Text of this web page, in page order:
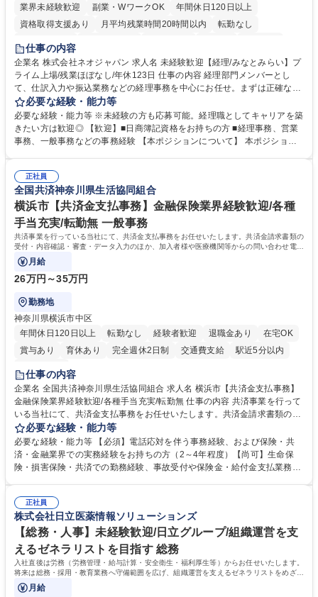
業界未経験歓迎
副業・WワークOK
年間休日120日以上
資格取得支援あり
月平均残業時間20時間以内
転勤なし
未経験者歓迎
完全週休2日制
交通費支給 駅近5分以内 土日祝休み
服装自由
寮・社宅あり
仕事の内容
企業名 株式会社ネオジャパン 求人名 未経験歓迎【経理/みなとみらい】プ
ライム上場/残業ほぼなし/年休123日 仕事の内容 経理部門メンバーとし
て、仕訳入力や振込業務などの経理事務を中心にお任せ。まずは正確な入
力・確認業務からスタートし、既存メンバーと一緒に業務を進めながら段
階的に経理知識を身につけていただきます。 【具体的には】 ■社内稟議に
基づく仕訳入力 ■月末の振込業務 ■明細作成 ■伝票処理、記帳業務 ■既存
メンバーの業務サポート 【将来的には】 ■月次決算補助 ■四半期・年次決
想定です。 募集職種 未経験歓迎【経理/みなとみらい】プライム上場/残業
ほぼなし/年休123日
必要な経験・能力等
必要な経験・能力等 ※未経験の方も応募可能。経理職としてキャリアを築
きたい方は歓迎◎ 【歓迎】■日商簿記資格をお持ちの方 ■経理事務、営業
事務、一般事務などの事務経験 【本ポジションについて】 本ポジション
当し、3～5年をかけて月次決算・四半期決算・開示資料作成補助などへス
テップアップできます。また、残業は通常月ほぼなく、決算月でも10時間
未満のため、無理なく経理として専門性を身につけられる環境です。 学
歴・資格 学歴：大学院 大学 高専 短大 専修学校 高校 語学力： 資格：日商
簿記検定1級 日商簿記検定2級
正社員
全国共済神奈川県生活協同組合
横浜市【共済金支払事務】金融保険業界経験歓迎/各種
手当充実/転勤無 一般事務
共済事業を行っている当社にて、共済金支払事務をお任せいたします。共済金請求書類の
受付・内容確認・審査・データ入力のほか、加入者様や医療機関等からの問い合わせ電話
対応や書類発送等を担当します。
月給
26万円～35万円
勤務地
神奈川県横浜市中区
年間休日120日以上
転勤なし 経験者歓迎 退職金あり
在宅OK
賞与あり
育休あり 完全週休2日制 交通費支給
駅近5分以内
土日祝休み
仕事の内容
企業名 全国共済神奈川県生活協同組合 求人名 横浜市【共済金支払事務】
金融保険業界経験歓迎/各種手当充実/転勤無 仕事の内容 共済事業を行って
いる当社にて、共済金支払事務をお任せいたします。共済金請求書類の受
付・内容確認・審査・データ入力のほか、加入者様や医療機関等からの問
い合わせ電話対応や書類発送等を担当します。 ■共済金請求書類の受付、
内容確認、および共済金支払に関する審査・事務処理業務全般を担当 ■専
用システムへのデータ入力、各種必要書類の作成・発送作業 ■加入者様や
指定する業務 募集職種 横浜市【共済金支払事務】金融保険業界経験歓迎/
各種手当充実/転勤無
必要な経験・能力等
必要な経験・能力等 【必須】電話応対を伴う事務経験、および保険・共
済・金融業界での実務経験をお持ちの方（2～4年程度）【尚可】生命保
険・損害保険・共済での勤務経験、事故受付や保険金・給付金支払業務経
務へのキャリアチェンジ希望者も大歓迎です！ 学歴・資格 学歴：大学院
大学 高専 短大 専修学校 高校 語学力： 資格：
正社員
株式会社日立医薬情報ソリューションズ
【総務・人事】未経験歓迎/日立グループ/組織運営を支
えるゼネラリストを目指す 総務
入社直後は労務（労務管理・給与計算・安全衛生・福利厚生等）からお任せいたします。
将来は総務・採用・教育業務へ守備範囲を広げ、組織運営を支えるゼネラリストをめざせ
ます。
月給